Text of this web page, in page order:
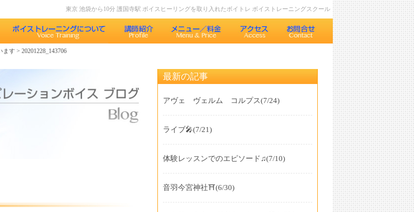
東京 池袋から10分 護国寺駅 ボイスヒーリングを取り入れたボイトレ ボイストレーニングスクール
声について
インスピレーションボイスのボイスメソッド
ます> 20201228_143706
最新の記事
アヴェ ヴェルム コルプス(7/24)
ライブ🎤(7/21)
体験レッスンでのエピソード♫(7/10)
音羽今宮神社⛩️(6/30)